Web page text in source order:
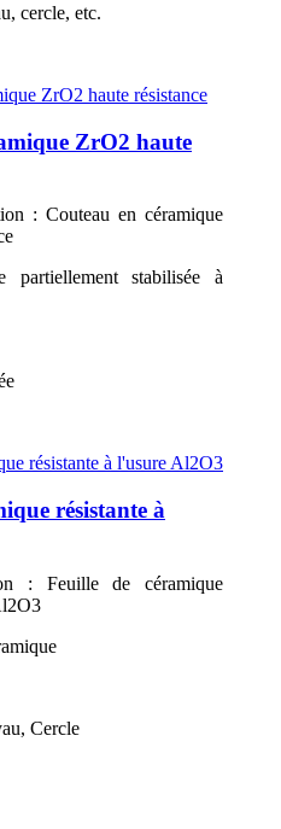
cercle, etc.
ZrO2 haute
: Couteau en céramique
partiellement stabilisée à
résistante à
: Feuille de céramique
Cercle